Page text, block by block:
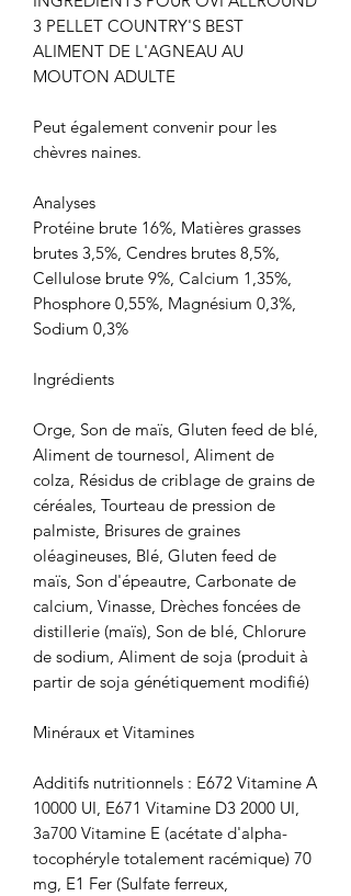
3 PELLET COUNTRY'S BEST
ALIMENT DE L'AGNEAU AU
MOUTON ADULTE
Peut également convenir pour les
chèvres naines.
Analyses
Protéine brute 16%, Matières grasses
brutes 3,5%, Cendres brutes 8,5%,
Cellulose brute 9%, Calcium 1,35%,
Phosphore 0,55%, Magnésium 0,3%,
Sodium 0,3%
Ingrédients
Orge, Son de maïs, Gluten feed de blé,
Aliment de tournesol, Aliment de
colza, Résidus de criblage de grains de
céréales, Tourteau de pression de
palmiste, Brisures de graines
oléagineuses, Blé, Gluten feed de
maïs, Son d'épeautre, Carbonate de
calcium, Vinasse, Drèches foncées de
distillerie (maïs), Son de blé, Chlorure
de sodium, Aliment de soja (produit à
partir de soja génétiquement modifié)
Minéraux et Vitamines
Additifs nutritionnels : E672 Vitamine A
10000 UI, E671 Vitamine D3 2000 UI,
3a700 Vitamine E (acétate d'alpha-
tocophéryle totalement racémique) 70
mg, E1 Fer (Sulfate ferreux,